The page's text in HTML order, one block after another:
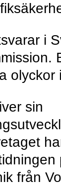
i
olyckor
sin
från